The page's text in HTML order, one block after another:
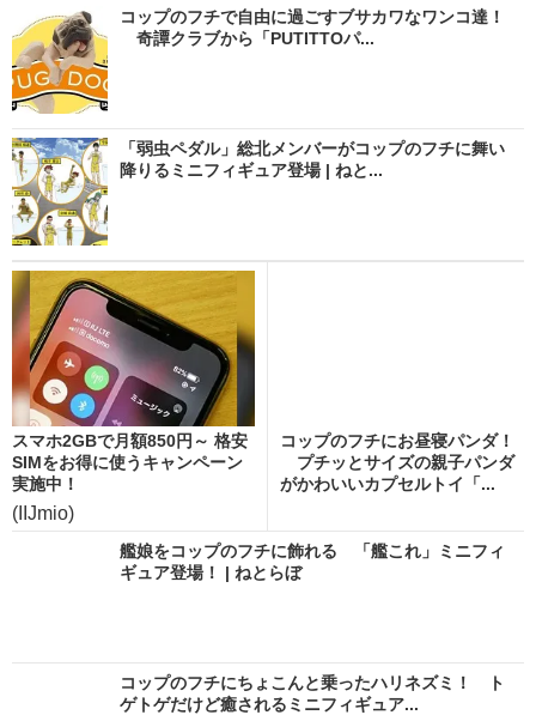
コップのフチで自由に過ごすブサカワなワンコ達！
奇譚クラブから「PUTITTOパ...
「弱虫ペダル」総北メンバーがコップのフチに舞い
降りるミニフィギュア登場 | ねと...
スマホ2GBで月額850円～ 格安
SIMをお得に使うキャンペーン
実施中！
(IIJmio)
コップのフチにお昼寝パンダ！
プチッとサイズの親子パンダ
がかわいいカプセルトイ「...
艦娘をコップのフチに飾れる 「艦これ」ミニフィ
ギュア登場！ | ねとらぼ
コップのフチにちょこんと乗ったハリネズミ！ ト
ゲトゲだけど癒されるミニフィギュア...